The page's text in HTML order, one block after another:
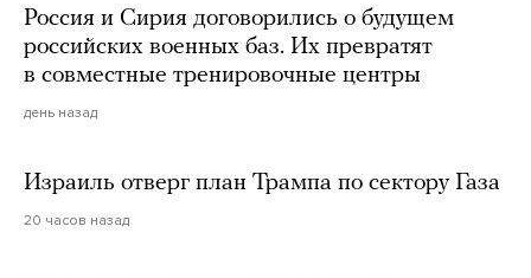
Россия и Сирия договорились о будущем
российских военных баз. Их превратят
в совместные тренировочные центры
день назад
Израиль отверг план Трампа по сектору Газа
20 часов назад